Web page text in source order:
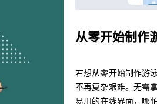
从零开始制作
若想从零开始制作游
不再复杂艰难。无需
易用的在线界面，哪